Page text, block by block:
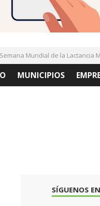
Mundial de la Lactancia
MUNICIPIOS
SÍGUENOS